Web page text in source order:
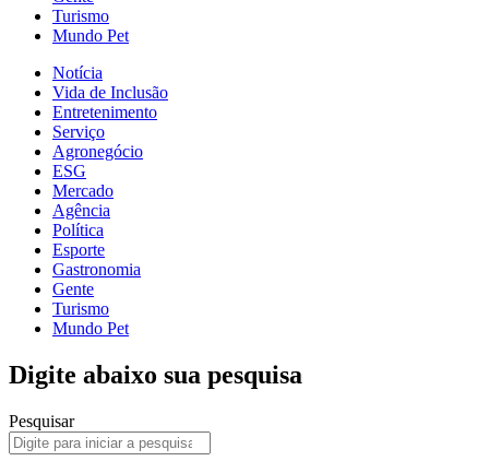
Turismo
Mundo Pet
Notícia
Vida de Inclusão
Entretenimento
Serviço
Agronegócio
ESG
Mercado
Agência
Política
Esporte
Gastronomia
Gente
Turismo
Mundo Pet
Digite abaixo sua pesquisa
Pesquisar